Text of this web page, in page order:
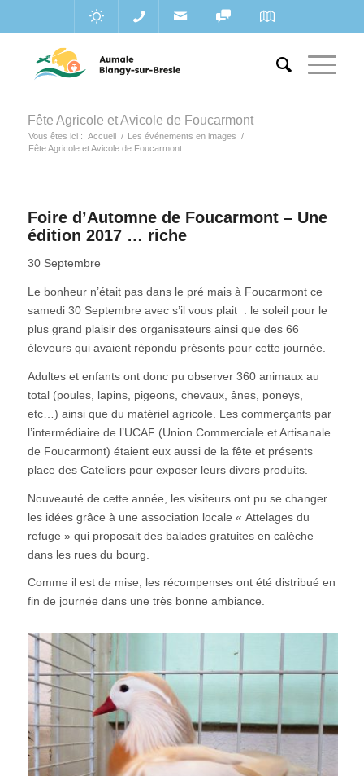
Fête Agricole et Avicole de Foucarmont
Vous êtes ici : Accueil / Les événements en images /
Fête Agricole et Avicole de Foucarmont
Foire d’Automne de Foucarmont – Une
édition 2017 … riche
30 Septembre
Le bonheur n’était pas dans le pré mais à Foucarmont ce
samedi 30 Septembre avec s’il vous plait : le soleil pour le
plus grand plaisir des organisateurs ainsi que des 66
éleveurs qui avaient répondu présents pour cette journée.
Adultes et enfants ont donc pu observer 360 animaux au
total (poules, lapins, pigeons, chevaux, ânes, poneys,
etc…) ainsi que du matériel agricole. Les commerçants par
l’intermédiaire de l’UCAF (Union Commerciale et Artisanale
de Foucarmont) étaient eux aussi de la fête et présents
place des Cateliers pour exposer leurs divers produits.
Nouveauté de cette année, les visiteurs ont pu se changer
les idées grâce à une association locale « Attelages du
refuge » qui proposait des balades gratuites en calèche
dans les rues du bourg.
Comme il est de mise, les récompenses ont été distribué en
fin de journée dans une très bonne ambiance.